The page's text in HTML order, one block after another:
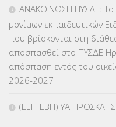
ΚΕΣΥ(60)
ΚΕΣΥΠ(109)
ΚΠγ – ΚΡΑΤΙΚΟ
ΚΠπ- ΚΡΑΤΙΚΟ
ΑΝΑΚΟΙΝΩΣΗ ΠΥΣΔΕ:
μονίμων εκπαιδευτικών
που βρίσκονται στη
αποσπασθεί στο ΠΥΣΔΕ
απόσπαση εντός του
2026-2027
(ΕΕΠ-ΕΒΠ) ΥΑ